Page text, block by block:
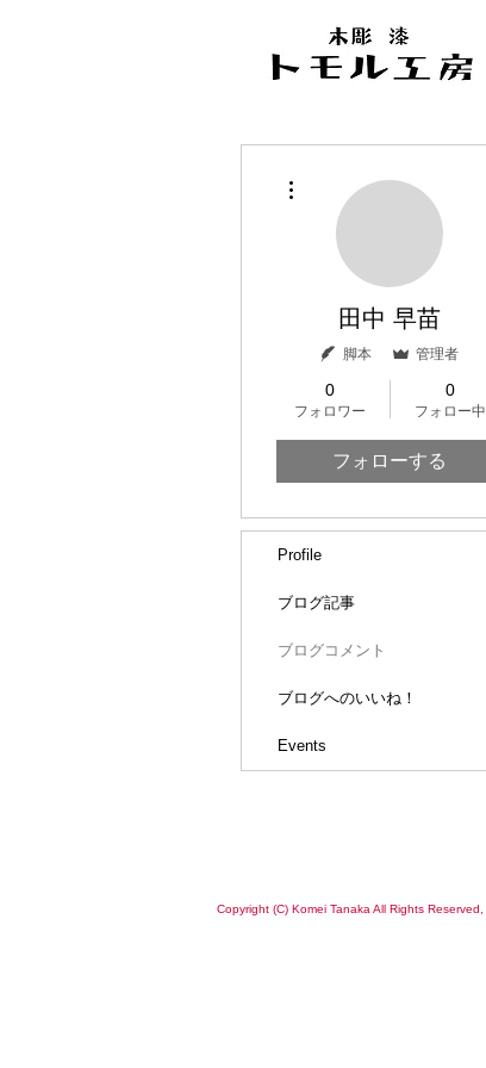
田中 早苗
脚本 管理者
0
フォロワー
0
フォロー中
フォローする
Profile
ブログ記事
ブログコメント
ブログへのいいね！
Events
Copyright (C) Komei Tanaka All Rights Reserved,